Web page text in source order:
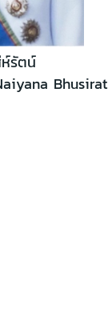
รัตน์
Bhusirat